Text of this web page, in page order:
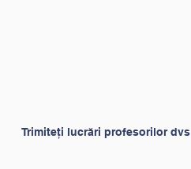
Trimiteți lucrări profesorilor dvs